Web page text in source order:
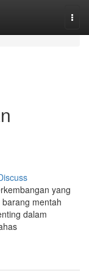
yang
mentah
dalam